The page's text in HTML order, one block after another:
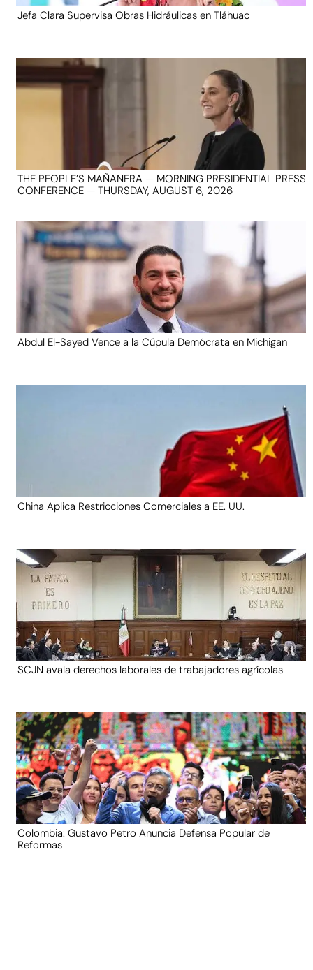
Jefa Clara Supervisa Obras Hidráulicas en Tláhuac
THE PEOPLE’S MAÑANERA — MORNING PRESIDENTIAL PRESS
CONFERENCE — THURSDAY, AUGUST 6, 2026
Abdul El-Sayed Vence a la Cúpula Demócrata en Michigan
China Aplica Restricciones Comerciales a EE. UU.
SCJN avala derechos laborales de trabajadores agrícolas
Colombia: Gustavo Petro Anuncia Defensa Popular de
Reformas